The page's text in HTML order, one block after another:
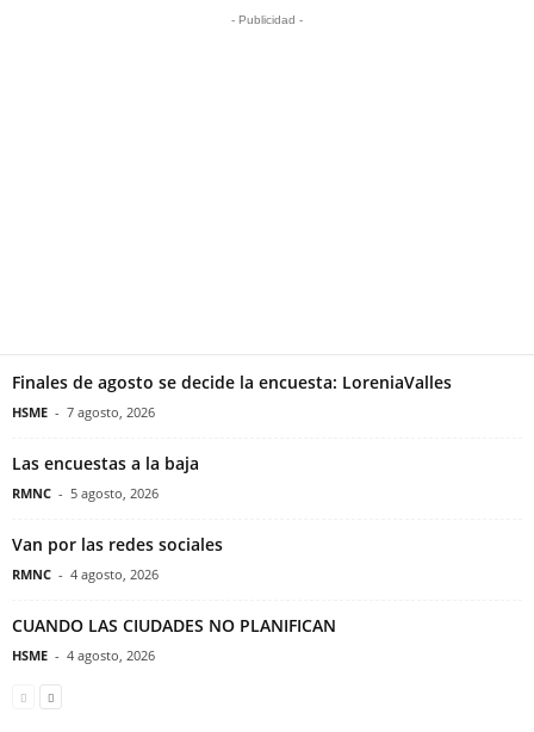
- Publicidad -
Finales de agosto se decide la encuesta: LoreniaValles
HSME - 7 agosto, 2026
Las encuestas a la baja
RMNC - 5 agosto, 2026
Van por las redes sociales
RMNC - 4 agosto, 2026
CUANDO LAS CIUDADES NO PLANIFICAN
HSME - 4 agosto, 2026